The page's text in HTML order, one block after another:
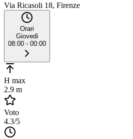
Via Ricasoli 18, Firenze
Orari
Giovedì
08:00 - 00:00
H max
2.9 m
Voto
4.3/5